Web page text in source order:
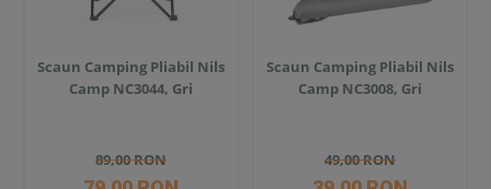
Scaun Camping Pliabil Nils
Camp NC3044, Gri
89,00 RON
Scaun Camping Pliabil Nils
Camp NC3008, Gri
49,00 RON